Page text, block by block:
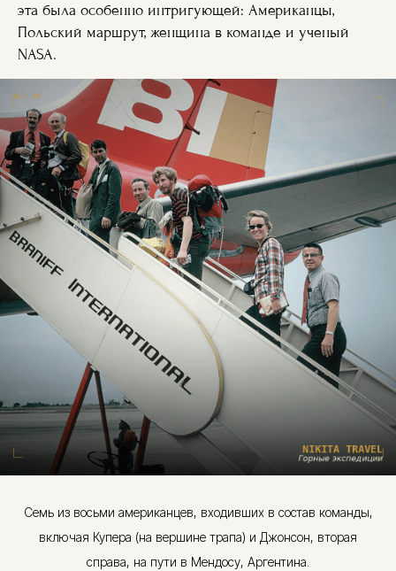
эта была особенно интригующей: Американцы,
Польский маршрут, женщина в команде и ученый
NASA.
Семь из восьми американцев, входивших в состав команды,
включая Купера (на вершине трапа) и Джонсон, вторая
справа, на пути в Мендосу, Аргентина.